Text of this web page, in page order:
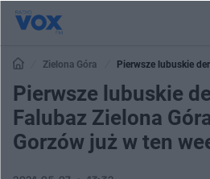
Zielona Góra
Pierwsze lubuskie
Stal Gorzów już w ten weekend
Pierwsze lubuskie
Falubaz Zielona
Gorzów już w ten